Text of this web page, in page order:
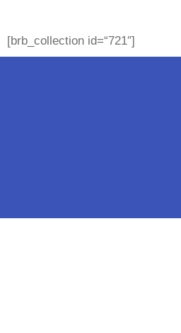
[brb_collection id=“721″]